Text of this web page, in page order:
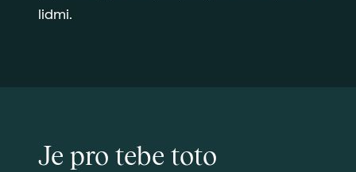
lidmi.
Je pro tebe toto